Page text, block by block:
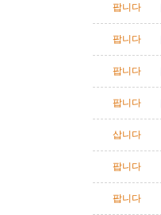
팝니다
팝니다
팝니다
팝니다
삽니다
팝니다
팝니다